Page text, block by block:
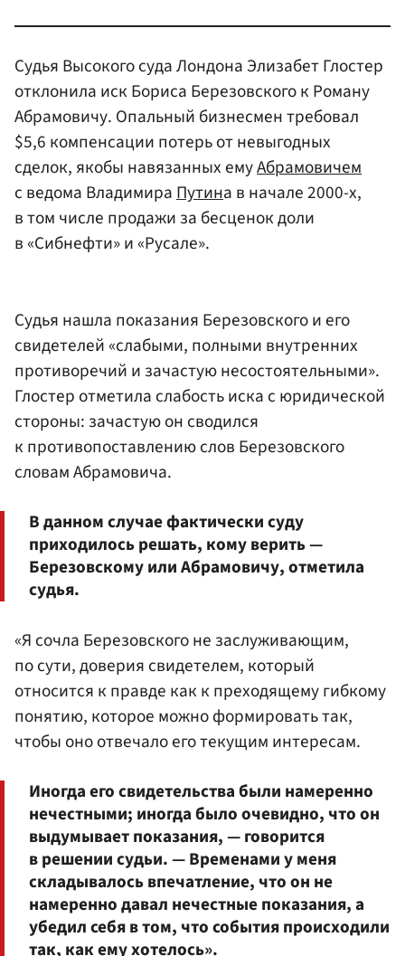
Судья Высокого суда Лондона Элизабет Глостер
отклонила иск Бориса Березовского к Роману
Абрамовичу. Опальный бизнесмен требовал
$5,6 компенсации потерь от невыгодных
сделок, якобы навязанных емуАбрамовичем
с ведома ВладимираПутина в начале 2000-х,
в том числе продажи за бесценок доли
в «Сибнефти» и «Русале».
Судья нашла показания Березовского и его
свидетелей «слабыми, полными внутренних
противоречий и зачастую несостоятельными».
Глостер отметила слабость иска с юридической
стороны: зачастую он сводился
к противопоставлению слов Березовского
словам Абрамовича.
В данном случае фактически суду
приходилось решать, кому верить —
Березовскому или Абрамовичу, отметила
судья.
«Я сочла Березовского не заслуживающим,
по сути, доверия свидетелем, который
относится к правде как к преходящему гибкому
понятию, которое можно формировать так,
чтобы оно отвечало его текущим интересам.
Иногда его свидетельства были намеренно
нечестными; иногда было очевидно, что он
выдумывает показания, — говорится
в решении судьи. — Временами у меня
складывалось впечатление, что он не
намеренно давал нечестные показания, а
убедил себя в том, что события происходили
так, как ему хотелось».